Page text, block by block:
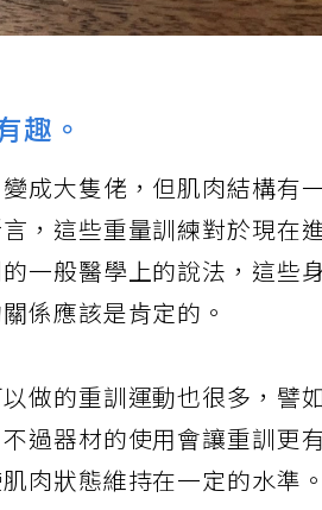
趣。
成大隻佬，但肌肉結構有一
，這些重量訓練對於現在
一般醫學上的說法，這些身
係應該是肯定的。
做的重訓運動也很多，譬
過器材的使用會讓重訓更有
肉狀態維持在一定的水準。